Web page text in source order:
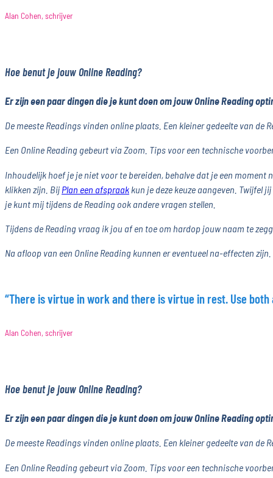
Alan Cohen, schrijver
Hoe benut je jouw Online Reading?
Er zijn een paar dingen die je kunt doen om jouw Online Reading
De meeste Readings vinden online plaats. Een kleiner gedeelte van
Een Online Reading gebeurt via Zoom. Tips voor een technische
Inhoudelijk hoef je je niet voor te bereiden, behalve dat je een
klikken zijn. Bij Plan een afspraak kun je deze keuze aangeven. Twijfel
je kunt mij tijdens de Reading ook andere vragen stellen.
Tijdens de Reading vraag ik jou af en toe om hardop jouw naam te
Na afloop van een Online Reading kunnen er eventueel na-effecten
“There is virtue in work and there is virtue in rest. Use
Alan Cohen, schrijver
Hoe benut je jouw Online Reading?
Er zijn een paar dingen die je kunt doen om jouw Online Reading
De meeste Readings vinden online plaats. Een kleiner gedeelte van
Een Online Reading gebeurt via Zoom. Tips voor een technische